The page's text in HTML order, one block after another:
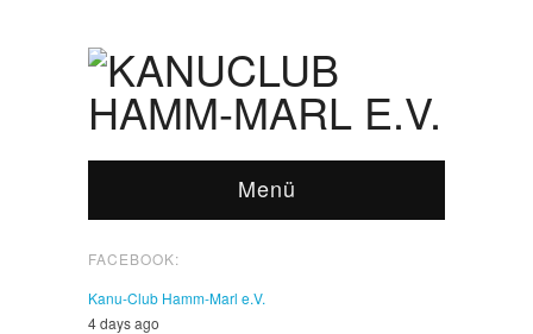
Menü
FACEBOOK:
Kanu-Club Hamm-Marl e.V.
4 days ago